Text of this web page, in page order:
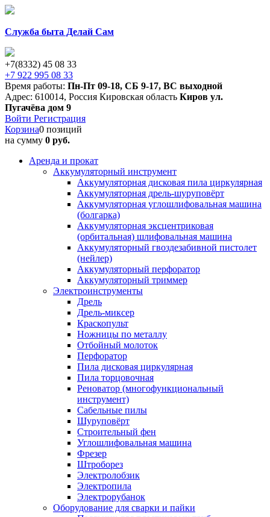
Служба быта Делай Сам
+7(8332) 45 08 33
+7 922 995 08 33
Время работы: Пн-Пт 09-18, СБ 9-17, ВС выходной
Адрес: 610014, Россия Кировская область Киров ул.
Пугачёва дом 9
Войти Регистрация
Корзина0 позиций
на сумму 0 руб.
Аренда и прокат
Аккумуляторный инструмент
Аккумуляторная дисковая пила циркулярная
Аккумуляторная дрель-шуруповёрт
Аккумуляторная углошлифовальная машина
(болгарка)
Аккумуляторная эксцентриковая
(орбитальная) шлифовальная машина
Аккумуляторный гвоздезабивной пистолет
(нейлер)
Аккумуляторный перфоратор
Аккумуляторный триммер
Электроинструменты
Дрель
Дрель-миксер
Краскопульт
Ножницы по металлу
Отбойный молоток
Перфоратор
Пила дисковая циркулярная
Пила торцовочная
Реноватор (многофункциональный
инструмент)
Сабельные пилы
Шуруповёрт
Строительный фен
Углошлифовальная машина
Фрезер
Штроборез
Электролобзик
Электропила
Электрорубанок
Оборудование для сварки и пайки